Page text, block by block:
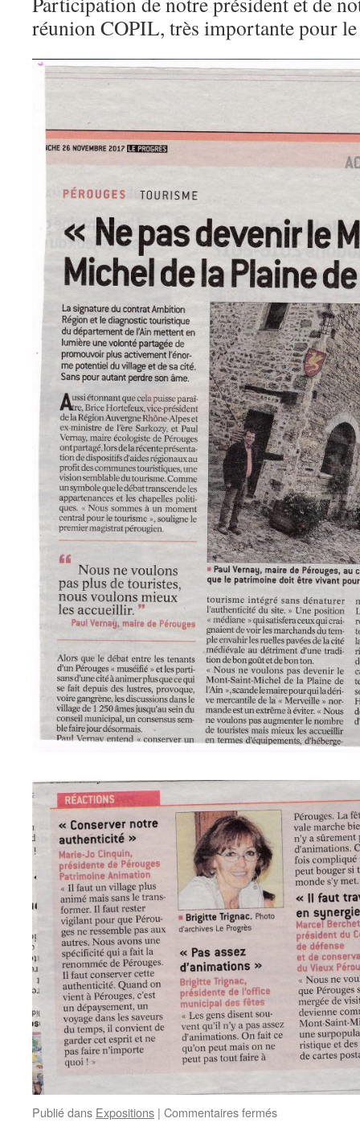
réunion COPIL, très importante pour
Publié dans Expositions | Commentaires ferméssur